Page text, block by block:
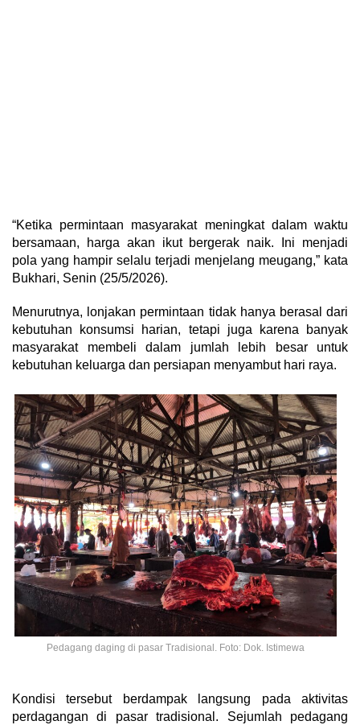
“Ketika permintaan masyarakat meningkat dalam waktu
bersamaan, harga akan ikut bergerak naik. Ini menjadi
pola yang hampir selalu terjadi menjelang meugang,” kata
Bukhari, Senin (25/5/2026).
Menurutnya, lonjakan permintaan tidak hanya berasal dari
kebutuhan konsumsi harian, tetapi juga karena banyak
masyarakat membeli dalam jumlah lebih besar untuk
kebutuhan keluarga dan persiapan menyambut hari raya.
Pedagang daging di pasar Tradisional. Foto: Dok. Istimewa
Kondisi tersebut berdampak langsung pada aktivitas
perdagangan di pasar tradisional. Sejumlah pedagang